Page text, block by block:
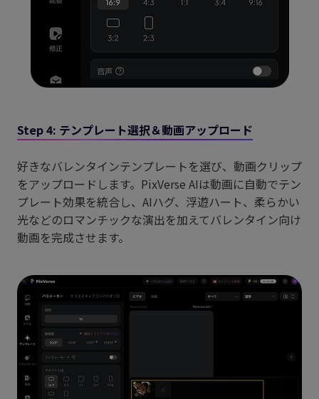
Step 4: テンプレート選択＆動画アップロード
好きなバレンタインテンプレートを選び、動画クリップ
をアップロードします。PixVerse AIは動画に自動でテン
プレート効果を統合し、AIハグ、浮遊ハート、柔らかい
光などのロマンチックな演出を加えてバレンタイン向け
動画を完成させます。